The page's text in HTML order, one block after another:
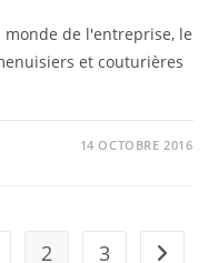
de l'entreprise, le
et couturières
14 OCTOBRE 2016
page
2 3 Aller à